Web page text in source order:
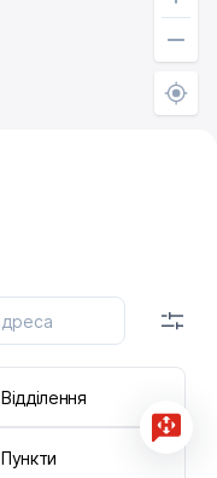
Відділення
Пункти